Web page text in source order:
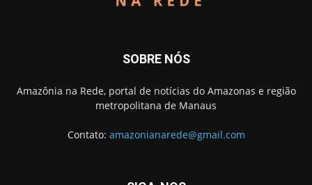
SOBRE NÓS
Amazônia na Rede, portal de notícias do Amazonas e região
metropolitana de Manaus
Contato: amazonianarede@gmail.com